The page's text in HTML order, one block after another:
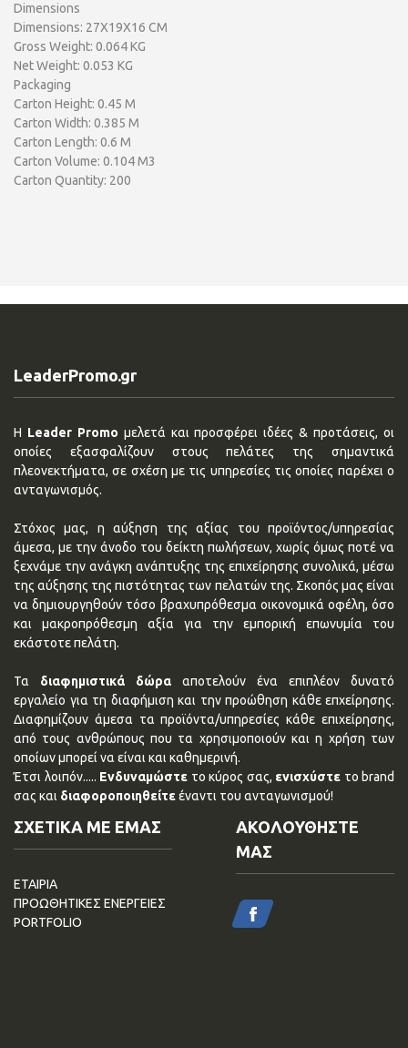
Dimensions
Dimensions: 27X19X16 CM
Gross Weight: 0.064 KG
Net Weight: 0.053 KG
Packaging
Carton Height: 0.45 M
Carton Width: 0.385 M
Carton Length: 0.6 M
Carton Volume: 0.104 M3
Carton Quantity: 200
LeaderPromo.gr
Η Leader Promo μελετά και προσφέρει ιδέες & προτάσεις, οι
οποίες εξασφαλίζουν στους πελάτες της σημαντικά
πλεονεκτήματα, σε σχέση με τις υπηρεσίες τις οποίες παρέχει ο
ανταγωνισμός.
Στόχος μας, η αύξηση της αξίας του προϊόντος/υπηρεσίας
άμεσα, με την άνοδο του δείκτη πωλήσεων, χωρίς όμως ποτέ να
ξεχνάμε την ανάγκη ανάπτυξης της επιχείρησης συνολικά, μέσω
της αύξησης της πιστότητας των πελατών της. Σκοπός μας είναι
να δημιουργηθούν τόσο βραχυπρόθεσμα οικονομικά οφέλη, όσο
και μακροπρόθεσμη αξία για την εμπορική επωνυμία του
εκάστοτε πελάτη.
Τα διαφημιστικά δώρα αποτελούν ένα επιπλέον δυνατό
εργαλείο για τη διαφήμιση και την προώθηση κάθε επχείρησης.
Διαφημίζουν άμεσα τα προϊόντα/υπηρεσίες κάθε επιχείρησης,
από τους ανθρώπους που τα χρησιμοποιούν και η χρήση των
οποίων μπορεί να είναι και καθημερινή.
Έτσι λοιπόν..... Ενδυναμώστε το κύρος σας, ενισχύστε το brand
σας και διαφοροποιηθείτεέναντι του ανταγωνισμού!
ΣΧΕΤΙΚΑ ΜΕ ΕΜΑΣ
ΕΤΑΙΡΙΑ
ΠΡΟΩΘΗΤΙΚΕΣ ΕΝΕΡΓΕΙΕΣ
PORTFOLIO
ΑΚΟΛΟΥΘΗΣΤΕ
ΜΑΣ